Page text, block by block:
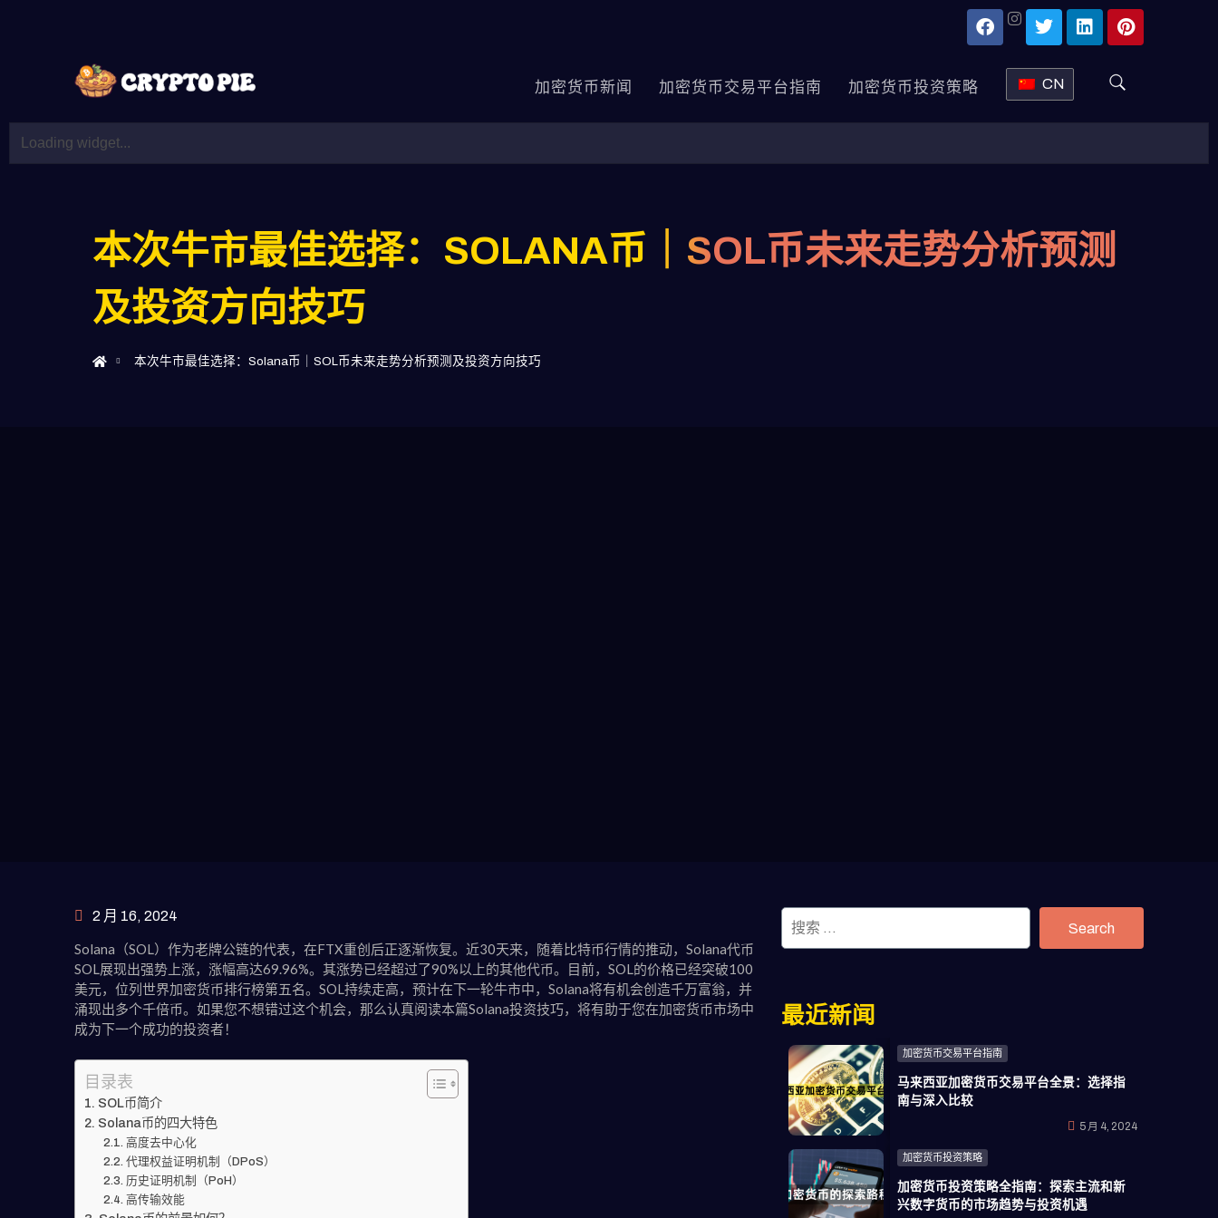
加密货币新闻 加密货币交易平台指南 加密货币投资策略 CN
本次牛市最佳选择：SOLANA币｜SOL币未来走势分析预测
及投资方向技巧
本次牛市最佳选择：Solana币｜SOL币未来走势分析预测及投资方向技巧
2 月 16, 2024
Solana（SOL）作为老牌公链的代表，在FTX重创后正逐渐恢复。近30天来，随着比特币行情的推动，Solana代币
SOL展现出强势上涨，涨幅高达69.96%。其涨势已经超过了90%以上的其他代币。目前，SOL的价格已经突破100
美元，位列世界加密货币排行榜第五名。SOL持续走高，预计在下一轮牛市中，Solana将有机会创造千万富翁，并
涌现出多个千倍币。如果您不想错过这个机会，那么认真阅读本篇Solana投资技巧，将有助于您在加密货币市场中
成为下一个成功的投资者！
目录表
SOL币简介
Solana币的四大特色
高度去中心化
代理权益证明机制（DPoS）
历史证明机制（PoH）
高传输效能
Search
最近新闻
加密货币交易平台指南
马来西亚加密货币交易平台全景：选择指
南与深入比较
5 月 4, 2024
加密货币投资策略
加密货币投资策略全指南：探索主流和新
兴数字货币的市场趋势与投资机遇